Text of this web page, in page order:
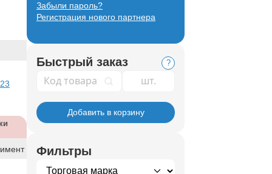
Забыли пароль?
Регистрация нового партнера
Быстрый заказ ?
Код товара
Добавить в корзину
Фильтры